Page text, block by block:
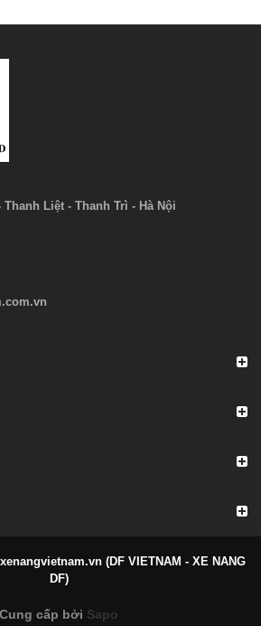
Thanh Liệt - Thanh Trì - Hà Nội
(DF VIETNAM - XE NANG
DF)
Cung cấp bởi Sapo